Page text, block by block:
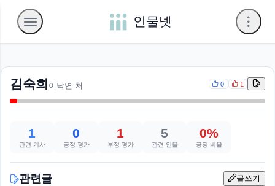
인물넷
김숙희 이낙연 처 0 1
1
관련 기사
0
긍정 평가
1
부정 평가
5
관련 인물
0%
긍정 비율
관련글 글쓰기